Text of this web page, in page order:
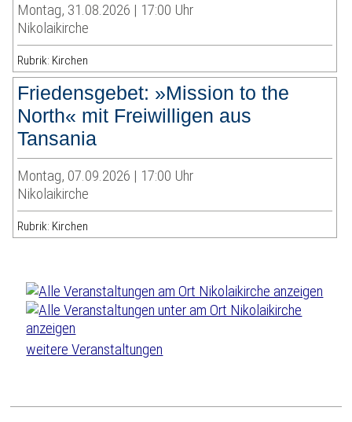
Montag, 31.08.2026 | 17:00 Uhr
Nikolaikirche
Rubrik: Kirchen
Friedensgebet: »Mission to the
North« mit Freiwilligen aus
Tansania
Montag, 07.09.2026 | 17:00 Uhr
Nikolaikirche
Rubrik: Kirchen
weitere Veranstaltungen